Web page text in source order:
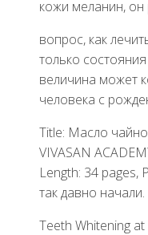
кожи меланин, он
вопрос, как
только
величина может
человека с
Title: Масло
VIVASAN
Length: 34 pages,
так давно начали.
Teeth Whitening